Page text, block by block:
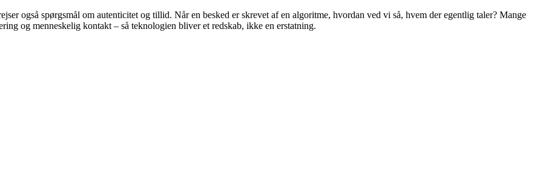
også spørgsmål om autenticitet og tillid. Når en besked er skrevet af en algoritme, hvordan ved vi så, hvem der egentlig taler? Mange
og menneskelig kontakt – så teknologien bliver et redskab, ikke en erstatning.